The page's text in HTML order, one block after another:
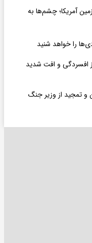
آمریکا؛ چشم‌ها به
را خواهد شنید
از افسردگی و افت شدید
و تمجید از وزیر جنگ